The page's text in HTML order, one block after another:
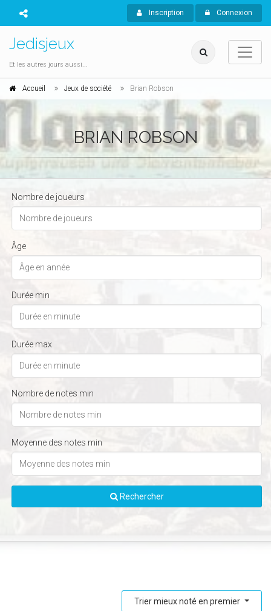
Inscription Connexion
Jedisjeux
Et les autres jours aussi...
Accueil Jeux de société Brian Robson
BRIAN ROBSON
Nombre de joueurs
Âge
Durée min
Durée max
Nombre de notes min
Moyenne des notes min
Rechercher
Trier mieux noté en premier